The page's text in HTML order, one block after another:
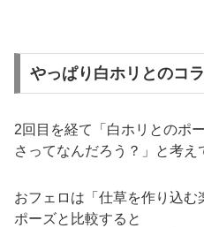
やっぱり白ホリとのコ
2回目を経て「白ホリとのポ
さってなんだろう？」と考え
おフェロは「仕草を作り込
ポーズと比較すると